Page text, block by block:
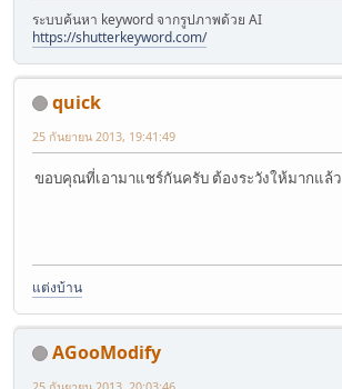
ระบบค้นหา keyword จากรูปภาพด้วย AI
https://shutterkeyword.com/
quick
25 กันยายน 2013, 19:41:49
ขอบคุณที่เอามาแชร์กันครับ ต้องระวังให้มากแล้ว
แต่งบ้าน
AGooModify